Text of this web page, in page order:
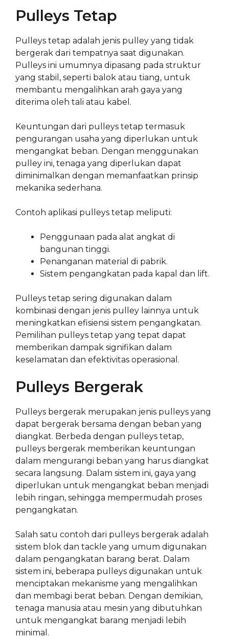
Pulleys Tetap
Pulleys tetap adalah jenis pulley yang tidak
bergerak dari tempatnya saat digunakan.
Pulleys ini umumnya dipasang pada struktur
yang stabil, seperti balok atau tiang, untuk
membantu mengalihkan arah gaya yang
diterima oleh tali atau kabel.
Keuntungan dari pulleys tetap termasuk
pengurangan usaha yang diperlukan untuk
mengangkat beban. Dengan menggunakan
pulley ini, tenaga yang diperlukan dapat
diminimalkan dengan memanfaatkan prinsip
mekanika sederhana.
Contoh aplikasi pulleys tetap meliputi:
Penggunaan pada alat angkat di
bangunan tinggi.
Penanganan material di pabrik.
Sistem pengangkatan pada kapal dan lift.
Pulleys tetap sering digunakan dalam
kombinasi dengan jenis pulley lainnya untuk
meningkatkan efisiensi sistem pengangkatan.
Pemilihan pulleys tetap yang tepat dapat
memberikan dampak signifikan dalam
keselamatan dan efektivitas operasional.
Pulleys Bergerak
Pulleys bergerak merupakan jenis pulleys yang
dapat bergerak bersama dengan beban yang
diangkat. Berbeda dengan pulleys tetap,
pulleys bergerak memberikan keuntungan
dalam mengurangi beban yang harus diangkat
secara langsung. Dalam sistem ini, gaya yang
diperlukan untuk mengangkat beban menjadi
lebih ringan, sehingga mempermudah proses
pengangkatan.
Salah satu contoh dari pulleys bergerak adalah
sistem blok dan tackle yang umum digunakan
dalam pengangkatan barang berat. Dalam
sistem ini, beberapa pulleys digunakan untuk
menciptakan mekanisme yang mengalihkan
dan membagi berat beban. Dengan demikian,
tenaga manusia atau mesin yang dibutuhkan
untuk mengangkat barang menjadi lebih
minimal.